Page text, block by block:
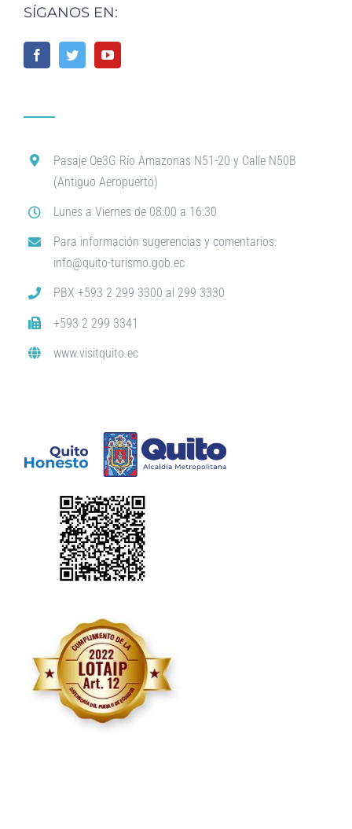
SÍGANOS EN:
Pasaje Oe3G Río Amazonas N51-20 y Calle N50B
(Antiguo Aeropuerto)
Lunes a Viernes de 08:00 a 16:30
Para información sugerencias y comentarios:
info@quito-turismo.gob.ec
PBX +593 2 299 3300 al 299 3330
+593 2 299 3341
www.visitquito.ec